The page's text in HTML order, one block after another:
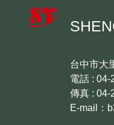
台中市大
電話 :
傳真 : 04-
E-mail：